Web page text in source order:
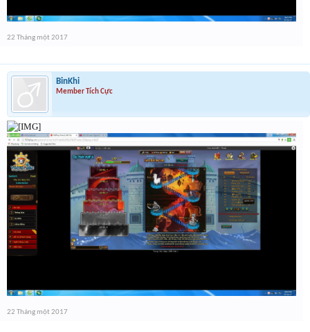
22 Tháng một 2017
BinKhi
Member Tích Cực
22 Tháng một 2017